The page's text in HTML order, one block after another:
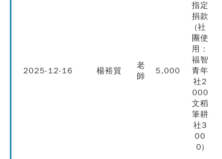
2025-12-16 楊裕貿
老
師
5,000
指定
捐款
(社
團使
用：
福智
青年
社2
000
文稻
筆耕
社3
00
0)